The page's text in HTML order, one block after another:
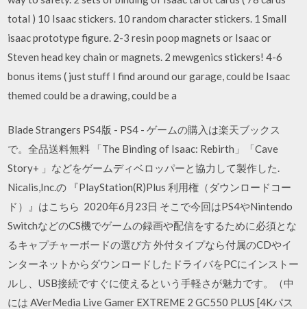
total ) 10 Isaac stickers. 10 random character stickers. 1 Small
isaac prototype figure. 2-3 resin poop magnets or Isaac or
Steven head key chain or magnets. 2 mewgenics stickers! 4-6
bonus items ( just stuff I find around our garage, could be Isaac
themed could be a drawing, could be a
Blade Strangers PS4版 - PS4 - ゲームの購入は楽天ブックス
で。全品送料無料 「The Binding of Isaac: Rebirth」「Cave
Story+ 」などをゲームディベロッパーと協力して製作した.
Nicalis,Inc.の 『PlayStation(R)Plus 利用権（ダウンロードコー
ド）』はこちら 2020年6月23日 そこで今回はPS4やNintendo
SwitchなどのCS機でゲームの録画や配信をするために必須とな
るキャプチャーボードの選び方 外付タイプなら付属のCDやイ
ンターネットからダウンロードしたドライバをPCにインストー
ルし、USB接続ですぐに使えるという手軽さが魅力です。（中
には AVerMedia Live Gamer EXTREME 2 GC550 PLUS [4Kパス